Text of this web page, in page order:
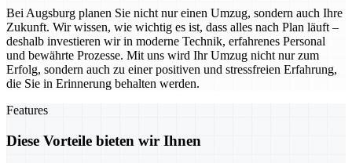
Bei Augsburg planen Sie nicht nur einen Umzug, sondern auch Ihre
Zukunft. Wir wissen, wie wichtig es ist, dass alles nach Plan läuft –
deshalb investieren wir in moderne Technik, erfahrenes Personal
und bewährte Prozesse. Mit uns wird Ihr Umzug nicht nur zum
Erfolg, sondern auch zu einer positiven und stressfreien Erfahrung,
die Sie in Erinnerung behalten werden.
Features
Diese Vorteile bieten wir Ihnen